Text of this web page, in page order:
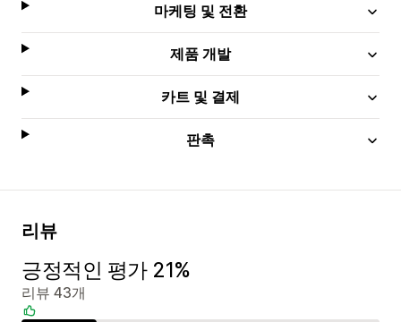
마케팅 및 전환
제품 개발
카트 및 결제
판촉
리뷰
긍정적인 평가 21%
리뷰 43개